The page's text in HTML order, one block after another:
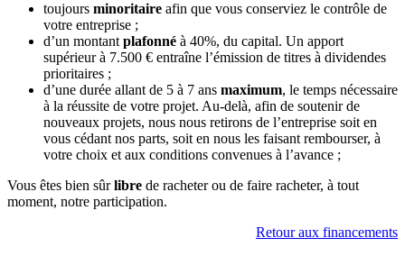
toujours minoritaire afin que vous conserviez le contrôle de
votre entreprise ;
d’un montantplafonné à 40%, du capital. Un apport
supérieur à 7.500 € entraîne l’émission de titres à dividendes
prioritaires ;
d’une durée allant de 5 à 7 ans maximum, le temps nécessaire
à la réussite de votre projet. Au-delà, afin de soutenir de
nouveaux projets, nous nous retirons de l’entreprise soit en
vous cédant nos parts, soit en nous les faisant rembourser, à
votre choix et aux conditions convenues à l’avance ;
Vous êtes bien sûrlibre de racheter ou de faire racheter, à tout
moment, notre participation.
Retour aux financements